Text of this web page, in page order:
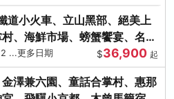
道小火車、立山黑部、絕美上
、海鮮市場、螃蟹饗宴、名湯
...更多日期 $36,900 起
澤兼六園、童話合掌村、惠那